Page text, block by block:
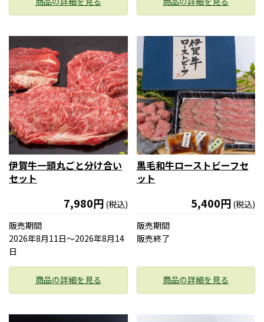
伊賀牛一頭丸ごと分け合い
セット
7,980円 (税込)
販売期間
2026年8月11日〜2026年8月14
日
商品の詳細を見る
黒毛和牛ローストビーフセ
ット
5,400円 (税込)
販売期間
販売終了
商品の詳細を見る